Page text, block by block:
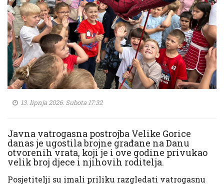
13. lipnja 2026. Subota 17:32
Javna vatrogasna postrojba Velike Gorice
danas je ugostila brojne građane na Danu
otvorenih vrata, koji je i ove godine privukao
velik broj djece i njihovih roditelja.
Posjetitelji su imali priliku razgledati vatrogasnu